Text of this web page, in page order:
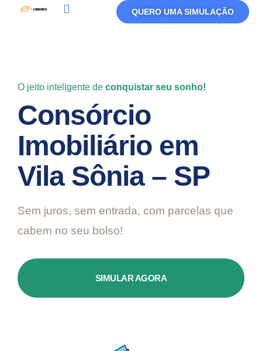
QUERO UMA SIMULAÇÃO
O jeito inteligente de conquistar seu sonho!
Consórcio
Imobiliário em
Vila Sônia – SP
Sem juros, sem entrada, com parcelas que
cabem no seu bolso!
SIMULAR AGORA